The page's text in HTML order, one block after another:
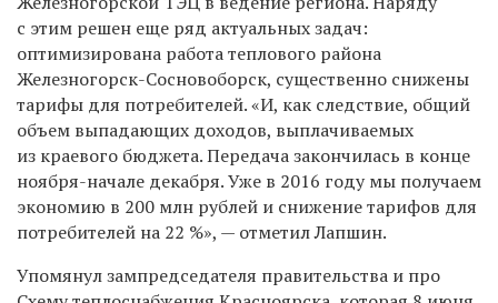
с этим решен еще ряд актуальных задач:
оптимизирована работа теплового района
Железногорск-Сосновоборск, существенно снижены
тарифы для потребителей. «И, как следствие, общий
объем выпадающих доходов, выплачиваемых
из краевого бюджета. Передача закончилась в конце
ноября-начале декабря. Уже в 2016 году мы получаем
экономию в 200 млн рублей и снижение тарифов для
потребителей на 22 %», — отметил Лапшин.
Упомянул зампредседателя правительства и про